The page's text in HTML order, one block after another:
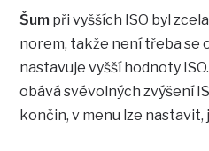
Šum při vyšších ISO byl
norem, takže není třeba se
nastavuje vyšší hodnoty
obává svévolných zvýšení
končin, v menu lze